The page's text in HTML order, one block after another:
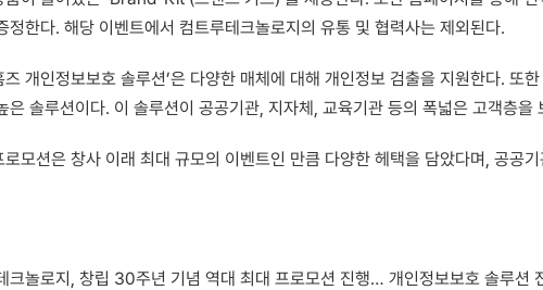
정한다. 해당 이벤트에서 컴트루테크놀로지의 유통 및 협력사는 제외된다.
즈 개인정보보호 솔루션’은 다양한 매체에 대해 개인정보 검출을 지원한다. 또
은 솔루션이다. 이 솔루션이 공공기관, 지자체, 교육기관 등의 폭넓은 고객층을
모션은 창사 이래 최대 규모의 이벤트인 만큼 다양한 헤택을 담았다며, 공공
크놀로지, 창립 30주년 기념 역대 최대 프로모션 진행… 개인정보보호 솔루션